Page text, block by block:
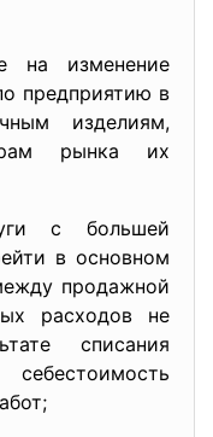
на изменение
предприятию в
изделиям,
рынка их
с большей
в основном
продажной
расходов не
списания